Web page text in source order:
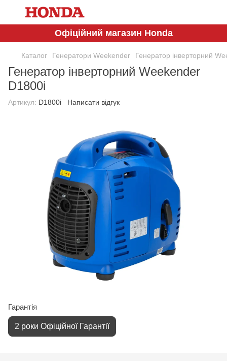
Офіційний магазин Honda
Каталог Генератори Weekender Генератор інверторний
Генератор інверторний Weekender
D1800i
Артикул: D1800i Написати відгук
Гарантія
2 роки Офіційної Гарантії